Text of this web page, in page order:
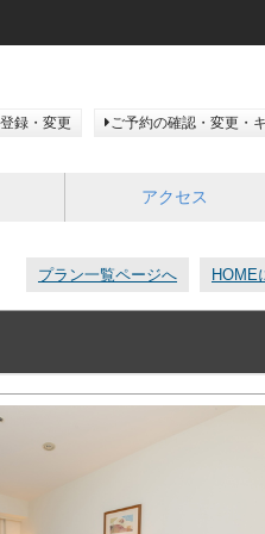
録・変更 ご予約の確認・変更・
アクセス
プラン一覧ページへ HOME